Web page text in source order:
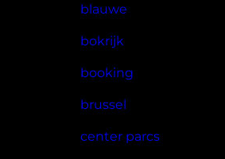
blauwe
bokrijk
booking
brussel
center parcs